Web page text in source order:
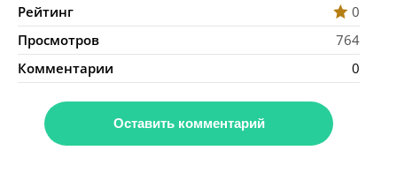
Рейтинг
0
Просмотров
764
Комментарии
0
Оставить комментарий